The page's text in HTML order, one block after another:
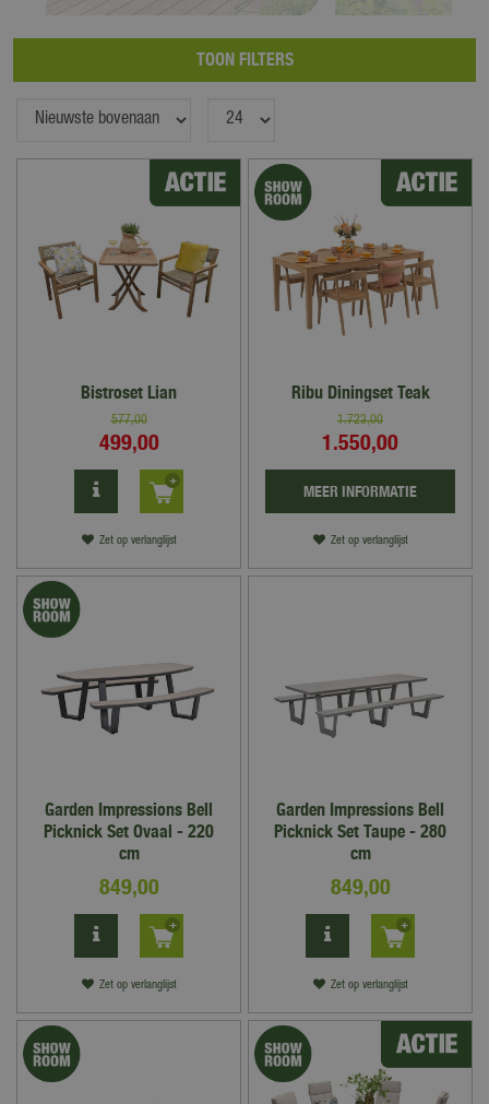
TOON FILTERS
Bistroset Lian
577,00
499,00
Zet op verlanglijst
Ribu Diningset Teak
1.723,00
1.550,00
Zet op verlanglijst
MEER INFORMATIE
Garden Impressions Bell
Picknick Set Ovaal - 220
cm
849,00
Zet op verlanglijst
Garden Impressions Bell
Picknick Set Taupe - 280
cm
849,00
Zet op verlanglijst